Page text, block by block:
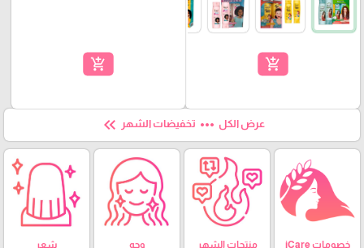
add_shopping_cart
add_shopping_cart
عرض الكل more_horiz تخفيضات الشهر keyboard_double_arrow_left
خصومات iCare منتجات الشهر وجه شعر